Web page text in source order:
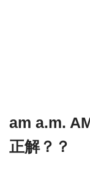
am a.m.
正解？？